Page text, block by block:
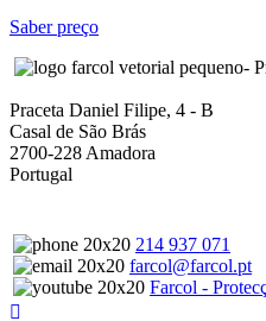
Saber preço
-
Praceta Daniel Filipe, 4 - B
Casal de São Brás
2700-228 Amadora
Portugal
214 937 071
farcol@farcol.pt
Farcol -